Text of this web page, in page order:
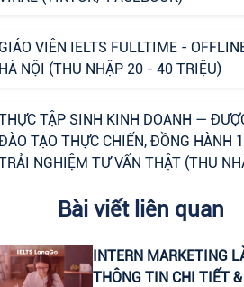
GIÁO VIÊN IELTS FULLTIME -
HÀ NỘI (THU NHẬP 20 - 40 TRIỆU)
TẬP SINH KINH DOANH —
TẠO THỰC CHIẾN, ĐỒNG HÀNH
NGHIỆM TƯ VẤN THẬT (THU
Bài viết liên quan
INTERN MARKETING
THÔNG TIN CHI TIẾT &